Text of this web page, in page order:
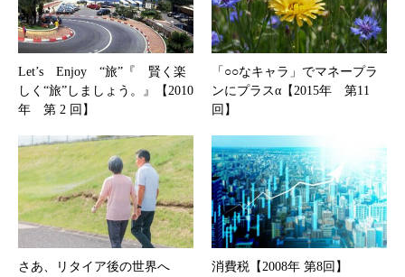
Let’s Enjoy “旅”『 賢く楽
しく“旅”しましょう。』【2010
年 第 2 回】
「○○なキャラ」でマネープラ
ンにプラスα【2015年 第11
回】
さあ、リタイア後の世界へ
消費税【2008年 第8回】